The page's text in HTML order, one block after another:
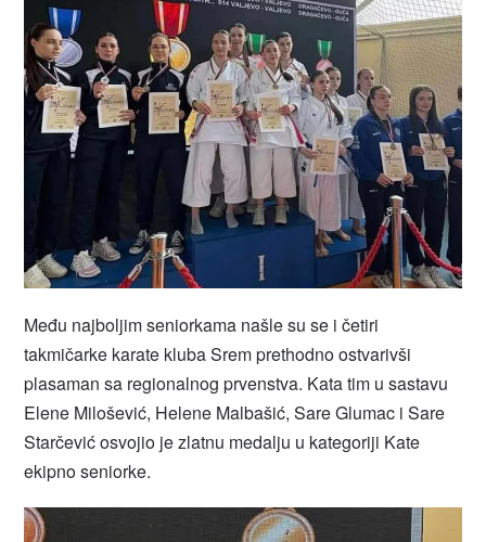
Među najboljim seniorkama našle su se i četiri
takmičarke karate kluba Srem prethodno ostvarivši
plasaman sa regionalnog prvenstva. Kata tim u sastavu
Elene Milošević, Helene Malbašić, Sare Glumac i Sare
Starčević osvojio je zlatnu medalju u kategoriji Kate
ekipno seniorke.